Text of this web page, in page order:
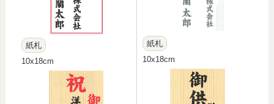
紙札
10x18cm
紙札
10x18cm